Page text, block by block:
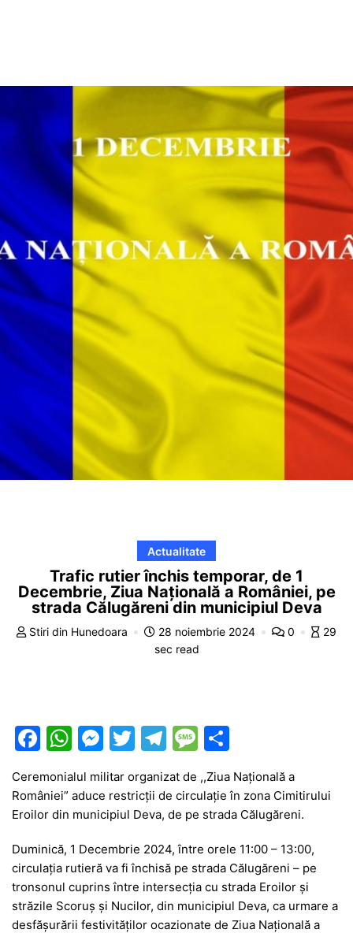
Actualitate
Trafic rutier închis temporar, de 1
Decembrie, Ziua Națională a României, pe
strada Călugăreni din municipiul Deva
Stiri din Hunedoara 28 noiembrie 2024 0
29
sec read
F
c
e
b
o
o
k
W
at
s
A
p
p
M
e
s
s
e
n
g
er
T
itt
er
T
e
gr
a
m
M
s
s
a
g
e
ta
je
a
z
ă
Ceremonialul militar organizat de ,,Ziua Națională a
României” aduce restricții de circulație în zona Cimitirului
Eroilor din municipiul Deva, de pe strada Călugăreni.
Duminică, 1 Decembrie 2024, între orele 11:00 – 13:00,
circulația rutieră va fi închisă pe strada Călugăreni – pe
tronsonul cuprins între intersecția cu strada Eroilor și
străzile Scoruș și Nucilor, din municipiul Deva, ca urmare a
desfășurării festivităților ocazionate de Ziua Națională a